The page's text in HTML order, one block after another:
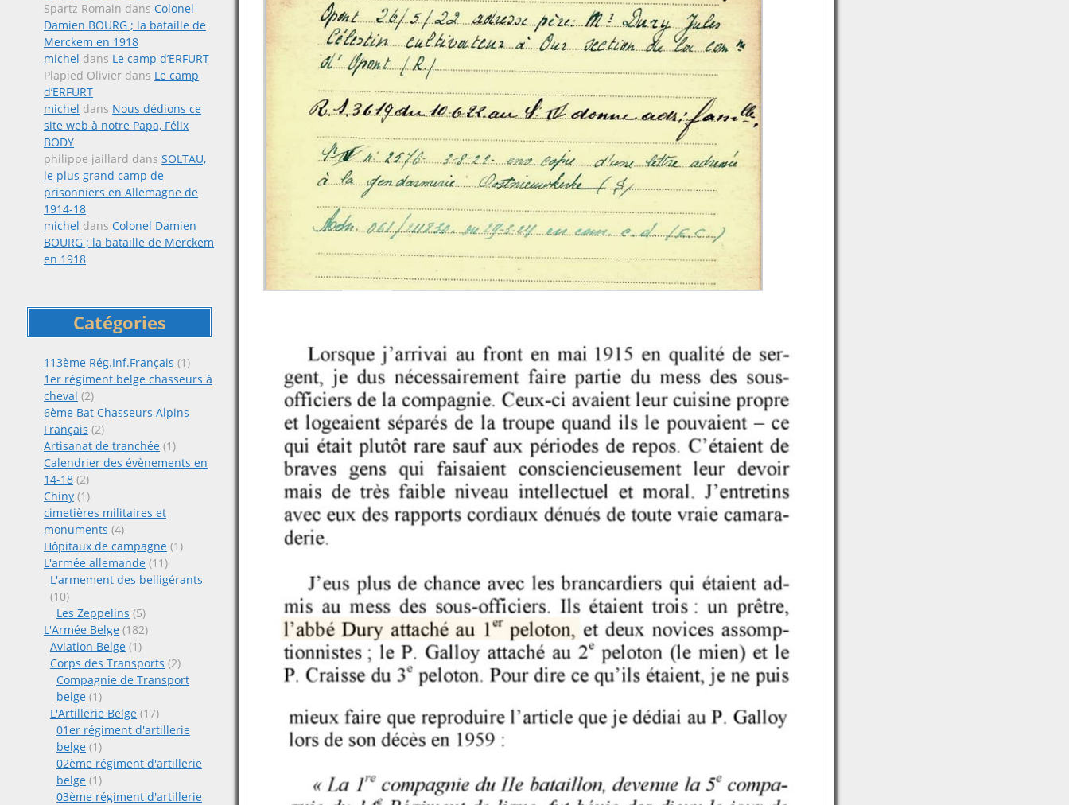
Spartz Romain dans Colonel
Damien BOURG ; la bataille de
Merckem en 1918
michel dans Le camp d’ERFURT
Plapied Olivier dans Le camp
d’ERFURT
michel dans Nous dédions ce
site web à notre Papa, Félix
BODY
philippe jaillard dans SOLTAU,
le plus grand camp de
prisonniers en Allemagne de
1914-18
michel dans Colonel Damien
BOURG ; la bataille de Merckem
en 1918
Catégories
113ème Rég.Inf.Français (1)
1er régiment belge chasseurs à
cheval (2)
6ème Bat Chasseurs Alpins
Français (2)
Artisanat de tranchée (1)
Calendrier des évènements en
14-18 (2)
Chiny (1)
cimetières militaires et
monuments (4)
Hôpitaux de campagne (1)
L'armée allemande (11)
L'armement des belligérants
(10)
Les Zeppelins (5)
L'Armée Belge (182)
Aviation Belge (1)
Corps des Transports (2)
Compagnie de Transport
belge (1)
L'Artillerie Belge (17)
01er régiment d'artillerie
belge (1)
02ème régiment d'artillerie
belge (1)
03ème régiment d'artillerie